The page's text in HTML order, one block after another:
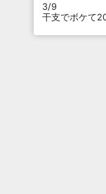
3/9
干支でボケて